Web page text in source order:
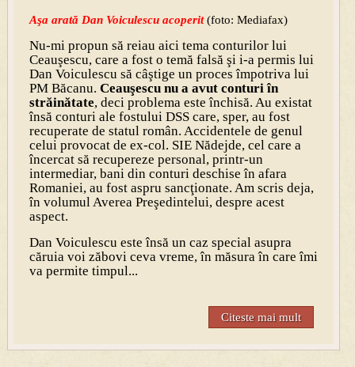
Aşa arată Dan Voiculescu acoperit (foto: Mediafax)
Nu-mi propun să reiau aici tema conturilor lui
Ceauşescu, care a fost o temă falsă şi i-a permis lui
Dan Voiculescu să câştige un proces împotriva lui
PM Băcanu. Ceauşescu nu a avut conturi în
străinătate, deci problema este închisă. Au existat
însă conturi ale fostului DSS care, sper, au fost
recuperate de statul român. Accidentele de genul
celui provocat de ex-col. SIE Nădejde, cel care a
încercat să recupereze personal, printr-un
intermediar, bani din conturi deschise în afara
Romaniei, au fost aspru sancţionate. Am scris deja,
în volumul Averea Preşedintelui, despre acest
aspect.
Dan Voiculescu este însă un caz special asupra
căruia voi zăbovi ceva vreme, în măsura în care îmi
va permite timpul...
Citeste mai mult